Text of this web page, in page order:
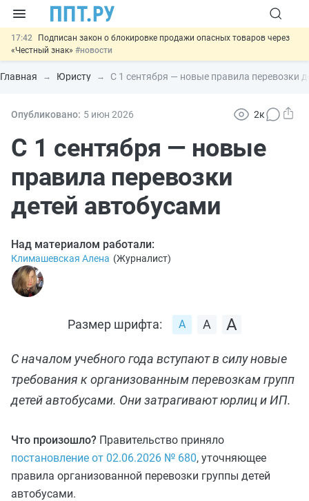
17:42
Подписан закон о блокировке продажи опасных товаров через
«Честный знак» #новости
17:17 Дистанционную работу беременных пропишут в ТК РФ#новости
15:25 Изменят правила контроля за подрядчиками ИЖС с эскроу-
11:31
Разработают единые критерии трудовых и ГПХ-
отношений #новости
Главная Юристу С 1 сентября — новые правила перевозки
Опубликовано: 5 июн 2026 2к
С 1 сентября — новые
правила перевозки
детей автобусами
Над материалом работали:
Климашевская Алена (Журналист)
Размер шрифта:
С началом учебного года вступают в силу новые
требования к организованным перевозкам групп
детей автобусами. Они затрагивают юрлиц и ИП.
Что произошло? Правительство приняло
постановление от 02.06.2026 № 680, уточняющее
правила организованной перевозки группы детей
автобусами.